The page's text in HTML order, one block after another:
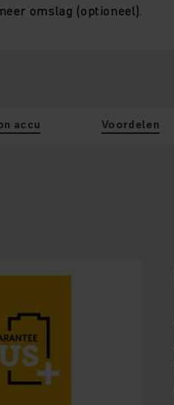
omslag (optioneel).
accu Voordelen